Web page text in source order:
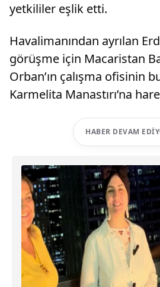
yetkililer eşlik etti.
Havalimanından ayrılan
görüşme için Macaristan
Orban’ın çalışma ofisinin
Karmelita Manastırı’na
HABER DEVAM